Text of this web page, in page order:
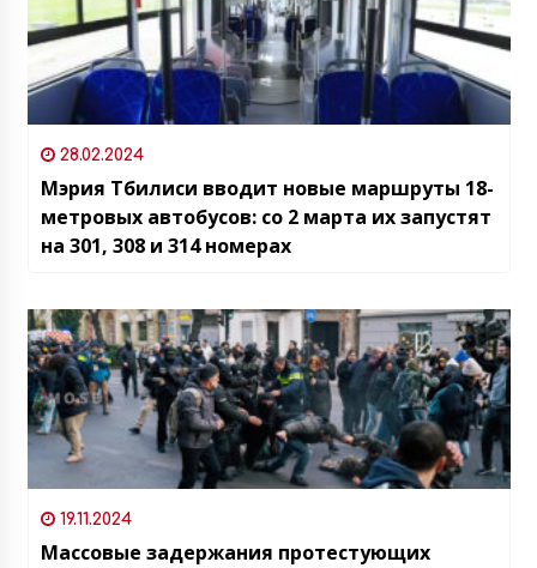
28.02.2024
Мэрия Тбилиси вводит новые маршруты 18-
метровых автобусов: со 2 марта их запустят
на 301, 308 и 314 номерах
19.11.2024
Массовые задержания протестующих